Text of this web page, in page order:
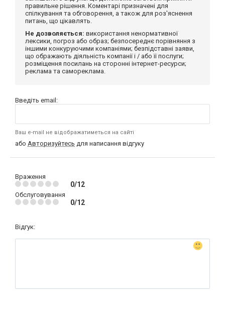
правильне рішення. Коментарі призначені для
спілкування та обговорення, а також для роз'яснення
питань, що цікавлять.
Не дозволяється: використання ненормативної
лексики, погроз або образ; безпосереднє порівняння з
іншими конкуруючими компаніями; безпідставні заяви,
що ображають діяльність компанії і / або її послуги;
розміщення посилань на сторонні інтернет-ресурси;
реклама та самореклама.
Введіть email:
Ваш e-mail не відображатиметься на сайті
або Авторизуйтесь для написання відгуку
Враження
0/12
Обслуговування
0/12
Відгук: